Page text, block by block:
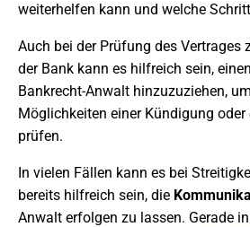
weiterhelfen kann und welche
Auch bei der Prüfung des Vertrages
der Bank kann es hilfreich sein,
Bankrecht-Anwalt hinzuzuziehen,
Möglichkeiten einer Kündigung oder
prüfen.
In vielen Fällen kann es bei
bereits hilfreich sein, die
Anwalt erfolgen zu lassen. Gerade